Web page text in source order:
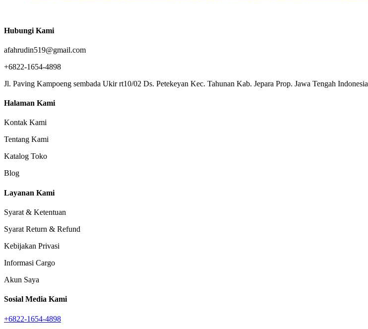
Hubungi Kami
afahrudin519@gmail.com
+6822-1654-4898
Jl. Paving Kampoeng sembada Ukir rt10/02 Ds. Petekeyan Kec. Tahunan Kab. Jepara Prop. Jawa Tengah Indonesia
Halaman Kami
Kontak Kami
Tentang Kami
Katalog Toko
Blog
Layanan Kami
Syarat & Ketentuan
Syarat Return & Refund
Kebijakan Privasi
Informasi Cargo
Akun Saya
Sosial Media Kami
+6822-1654-4898